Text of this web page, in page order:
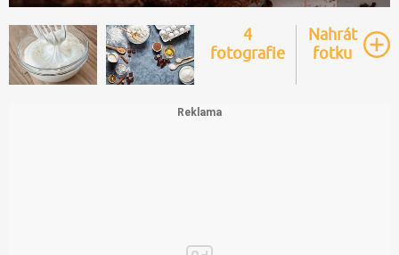
4
fotografie
Nahrát
fotku